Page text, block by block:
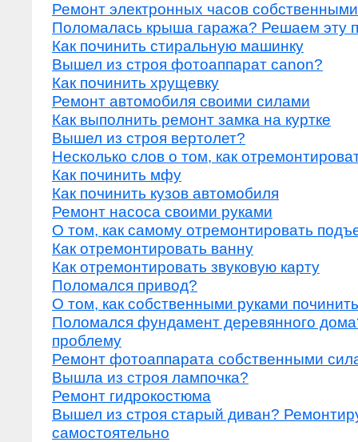
Ремонт электронных часов
Поломалась крыша гаража? Решаем эту
Как починить стиральную машинку
Вышел из строя фотоаппарат canon?
Как починить хрущевку
Ремонт автомобиля своими силами
Как выполнить ремонт замка на куртке
Вышел из строя вертолет?
Несколько слов о том, как
Как починить мфу
Как починить кузов автомобиля
Ремонт насоса своими руками
О том, как самому отремонтировать
Как отремонтировать ванну
Как отремонтировать звуковую карту
Поломался привод?
О том, как собственными руками
Поломался фундамент деревянного
проблему
Ремонт фотоаппарата собственными
Вышла из строя лампочка?
Ремонт гидрокостюма
Вышел из строя старый диван?
самостоятельно